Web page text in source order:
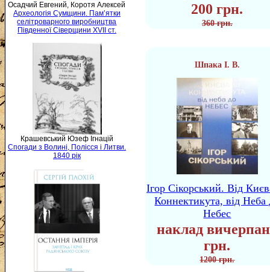
Осадчий Евгений, Коротя Алексей
Археологія Сумщини. Пам’ятки
селітроварного виробництва
Південної Сіверщини XVII ст.
Крашевський Юзеф Ігнацій
Спогади з Волині, Полісся і Литви.
1840 рік
200 грн.
360 грн.
Шпака І. В.
Ігор Сікорський. Від
Коннектикута, від Неба
Небес
наклад
грн.
1200 грн.